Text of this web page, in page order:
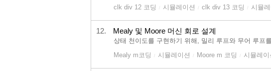
clk div 12 코딩
시뮬레이션 clk div 13 코딩 시뮬
12. Mealy 및 Moore 머신 회로 설계
상태 천이도를 구현하기 위해, 밀리 루프와 무어 루프
Mealy m코딩
시뮬레이션 Moore m 코딩 시뮬레이